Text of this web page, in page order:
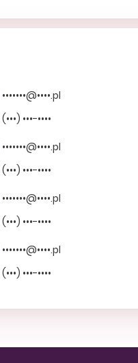
•••••••@••••.pl
(•••) •••-••••
•••••••@••••.pl
(•••) •••-••••
•••••••@••••.pl
(•••) •••-••••
•••••••@••••.pl
(•••) •••-••••